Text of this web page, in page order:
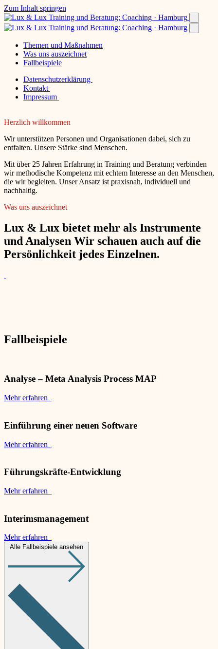
Zum Inhalt springen
Themen und Maßnahmen
Was uns auszeichnet
Fallbeispiele
Datenschutzerklärung
Kontakt
Impressum
Herzlich willkommen
Wir unterstützen Personen und Organisationen dabei, sich zu
entfalten. Unsere Stärke sind Menschen.
Mit über 25 Jahren Erfahrung in Training und Beratung verbinden
wir methodische Kompetenz mit echtem Interesse an den Menschen,
die wir begleiten. Unser Ansatz ist praxisnah, individuell und
nachhaltig.
Was uns auszeichnet
Lux & Lux bietet mehr als Instrumente
und Analysen Wir schauen auch auf die
Persönlichkeit jedes Einzelnen.
Fallbeispiele
Analyse – Meta Analysis Process MAP
Mehr erfahren
Einführung einer neuen Software
Mehr erfahren
Führungskräfte-Entwicklung
Mehr erfahren
Interimsmanagement
Mehr erfahren
Alle Fallbeispiele ansehen